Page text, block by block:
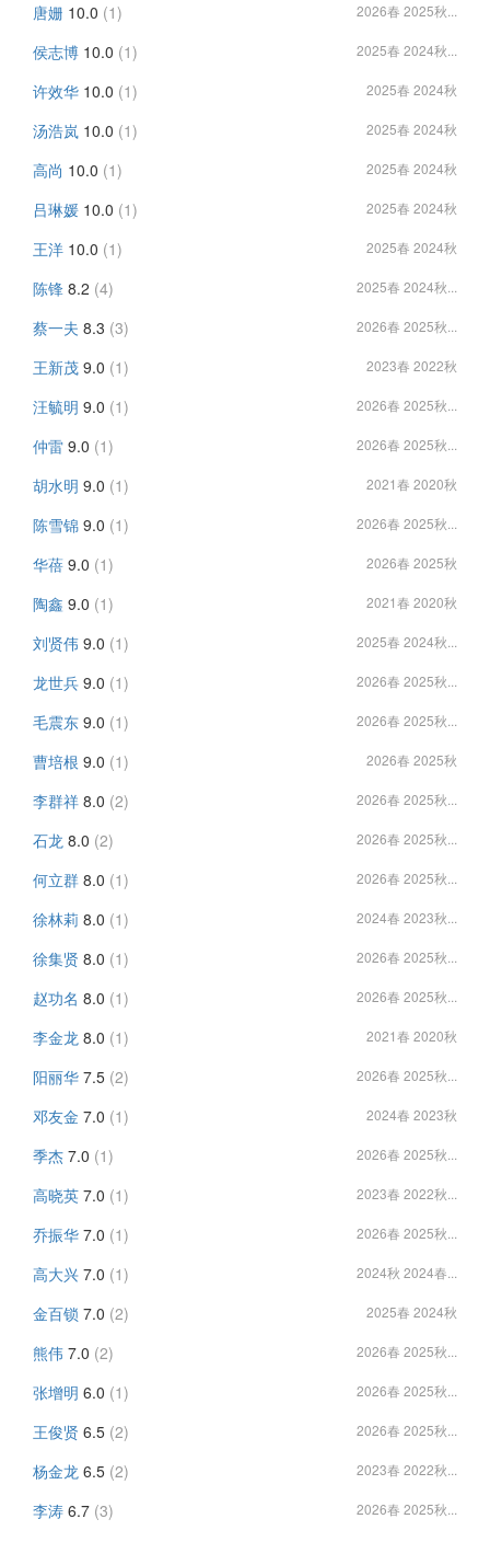
唐姗 10.0 (1) 2026春 2025秋...
侯志博 10.0 (1) 2025春 2024秋...
许效华 10.0 (1) 2025春 2024秋
汤浩岚 10.0 (1) 2025春 2024秋
高尚 10.0 (1) 2025春 2024秋
吕琳媛 10.0 (1) 2025春 2024秋
王洋 10.0 (1) 2025春 2024秋
陈锋 8.2 (4) 2025春 2024秋...
蔡一夫 8.3 (3) 2026春 2025秋...
王新茂 9.0 (1) 2023春 2022秋
汪毓明 9.0 (1) 2026春 2025秋...
仲雷 9.0 (1) 2026春 2025秋...
胡水明 9.0 (1) 2021春 2020秋
陈雪锦 9.0 (1) 2026春 2025秋...
华蓓 9.0 (1) 2026春 2025秋
陶鑫 9.0 (1) 2021春 2020秋
刘贤伟 9.0 (1) 2025春 2024秋...
龙世兵 9.0 (1) 2026春 2025秋...
毛震东 9.0 (1) 2026春 2025秋...
曹培根 9.0 (1) 2026春 2025秋
李群祥 8.0 (2) 2026春 2025秋...
石龙 8.0 (2) 2026春 2025秋...
何立群 8.0 (1) 2026春 2025秋...
徐林莉 8.0 (1) 2024春 2023秋...
徐集贤 8.0 (1) 2026春 2025秋...
赵功名 8.0 (1) 2026春 2025秋...
李金龙 8.0 (1) 2021春 2020秋
阳丽华 7.5 (2) 2026春 2025秋...
邓友金 7.0 (1) 2024春 2023秋
季杰 7.0 (1) 2026春 2025秋...
高晓英 7.0 (1) 2023春 2022秋...
乔振华 7.0 (1) 2026春 2025秋...
高大兴 7.0 (1) 2024秋 2024春...
金百锁 7.0 (2) 2025春 2024秋
熊伟 7.0 (2) 2026春 2025秋...
张增明 6.0 (1) 2026春 2025秋...
王俊贤 6.5 (2) 2026春 2025秋...
杨金龙 6.5 (2) 2023春 2022秋...
李涛 6.7 (3) 2026春 2025秋...